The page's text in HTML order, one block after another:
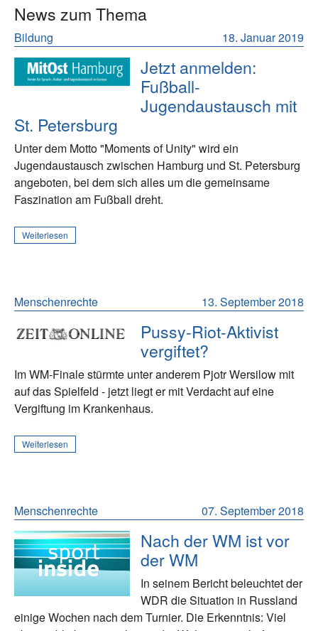
News zum Thema
18. Januar 2019
Bildung
Jetzt anmelden:
Fußball-
Jugendaustausch mit
St. Petersburg
Unter dem Motto "Moments of Unity" wird ein
Jugendaustausch zwischen Hamburg und St. Petersburg
angeboten, bei dem sich alles um die gemeinsame
Faszination am Fußball dreht.
Weiterlesen
13. September 2018
Menschenrechte
Pussy-Riot-Aktivist
vergiftet?
Im WM-Finale stürmte unter anderem Pjotr Wersilow mit
auf das Spielfeld - jetzt liegt er mit Verdacht auf eine
Vergiftung im Krankenhaus.
Weiterlesen
07. September 2018
Menschenrechte
Nach der WM ist vor
der WM
In seinem Bericht beleuchtet der
WDR die Situation in Russland
einige Wochen nach dem Turnier. Die Erkenntnis: Viel